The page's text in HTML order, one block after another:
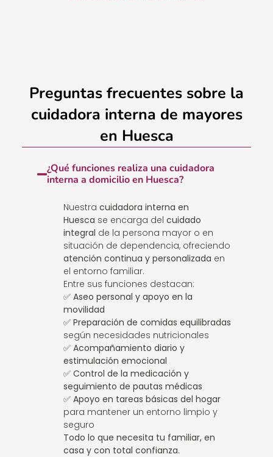
Preguntas frecuentes sobre la
cuidadora interna de mayores
en Huesca
¿Qué funciones realiza una cuidadora
interna a domicilio en Huesca?
Nuestra cuidadora interna en
Huesca se encarga del cuidado
integral de la persona mayor o en
situación de dependencia, ofreciendo
atención continua y personalizada en
el entorno familiar.
Entre sus funciones destacan:
✅ Aseo personal y apoyo en la
movilidad
✅ Preparación de comidas equilibradas
según necesidades nutricionales
✅ Acompañamiento diario y
estimulación emocional
✅ Control de la medicación y
seguimiento de pautas médicas
✅ Apoyo en tareas básicas del hogar
para mantener un entorno limpio y
seguro
Todo lo que necesita tu familiar, en
casa y con total confianza.